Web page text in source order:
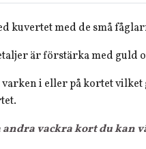
kuvertet med de små
är förstärka med guld
varken i eller på kortet
vackra kort du kan